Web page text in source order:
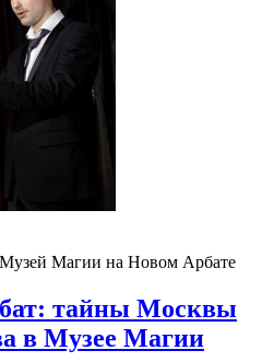
Музей Магии на Новом Арбате
тайны Москвы
в Музее Магии